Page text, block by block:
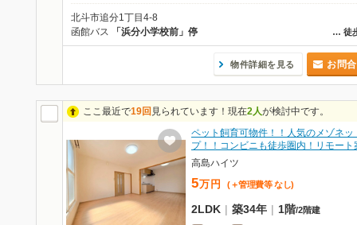
北斗市追分1丁目4-8
… 徒
函館バス 「浜分小学校前」停
物件詳細を見る お問
ここ最近で19回 見られています！現在2人が検討中です。
ペット飼育可物件！！人気のメゾネッ
プ！！コンビニも徒歩圏内！リモー
高島ハイツ
5万 円 (＋管理費等 なし)
2LDK | 築34年 | 1階/2階建